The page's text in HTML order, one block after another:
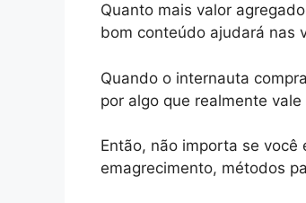
Quanto mais valor
bom conteúdo ajudará nas
Quando o internauta
por algo que realmente vale
Então, não importa se
emagrecimento, métodos